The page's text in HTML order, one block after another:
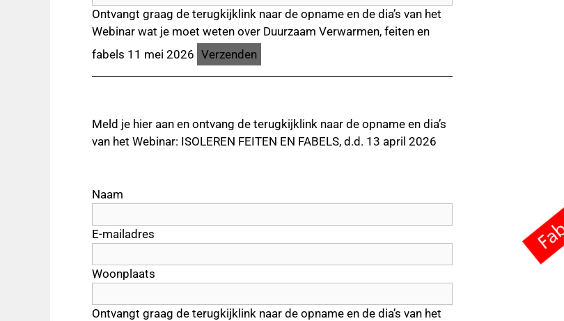
Ontvangt graag de terugkijklink naar de opname en de dia’s van het
Webinar wat je moet weten over Duurzaam Verwarmen, feiten en
fabels 11 mei 2026
Meld je hier aan en ontvang de terugkijklink naar de opname en dia’s
van het Webinar: ISOLEREN FEITEN EN FABELS, d.d. 13 april 2026
Naam
E-mailadres
Woonplaats
Ontvangt graag de terugkijklink naar de opname en de dia’s van het